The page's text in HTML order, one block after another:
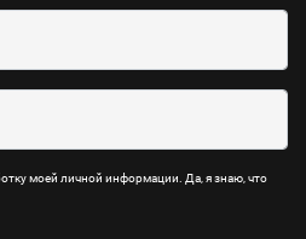
моей личной информации. Да, я знаю, что